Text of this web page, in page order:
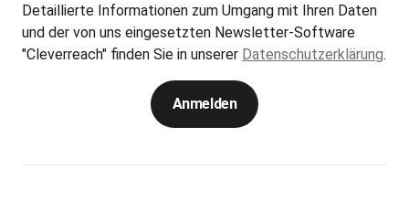
Detaillierte Informationen zum Umgang mit Ihren Daten
und der von uns eingesetzten Newsletter-Software
"Cleverreach" finden Sie in unserer Datenschutzerklärung.
Anmelden